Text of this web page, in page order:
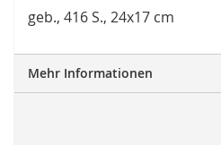
geb., 416 S., 24x17 cm
Mehr Informationen